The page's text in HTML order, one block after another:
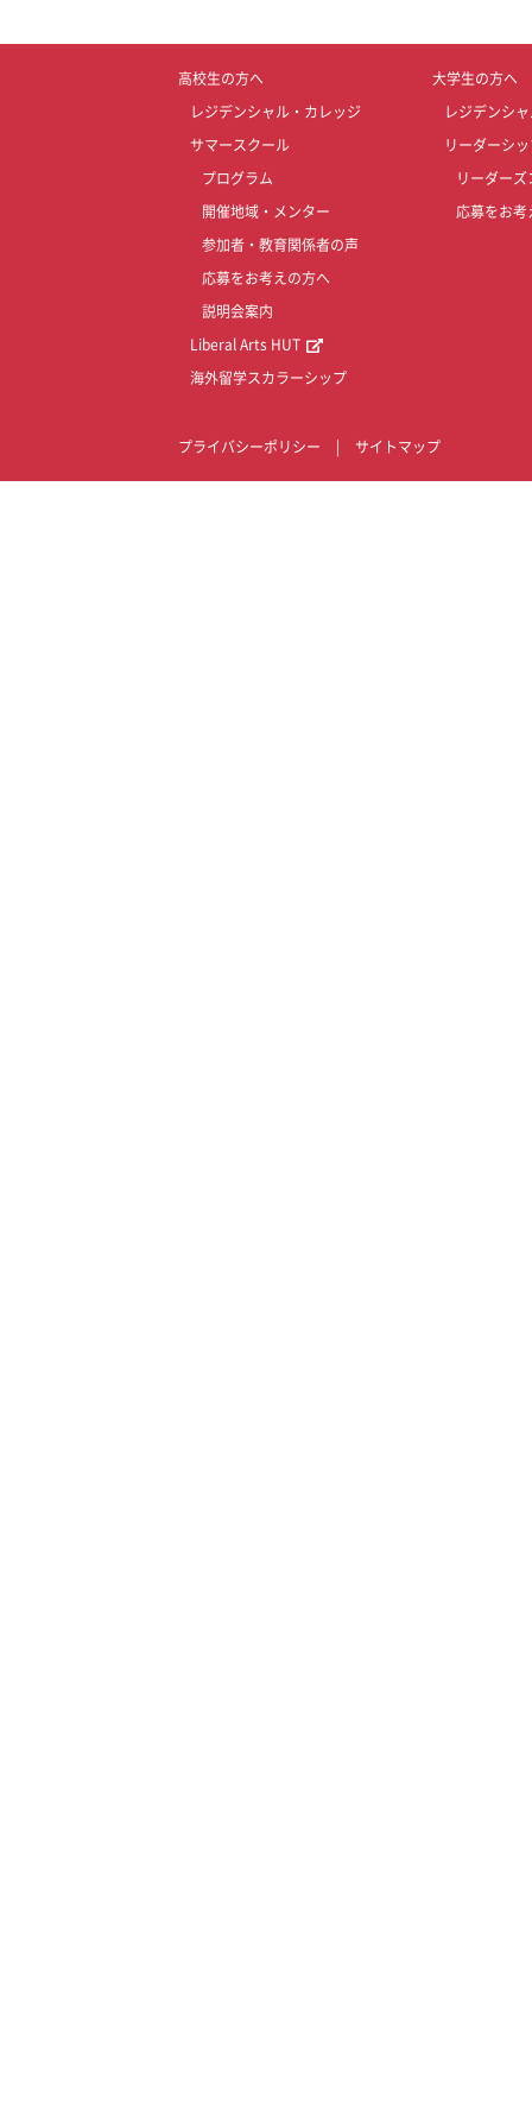
高校生の方へ
レジデンシャル・カレッジ
サマースクール
プログラム
開催地域・メンター
参加者・教育関係者の声
応募をお考えの方へ
説明会案内
Liberal Arts HUT
海外留学スカラーシップ
大学生の方へ
レジデンシ
リーダーシ
リーダーズ
応募をお考
プライバシーポリシー サイトマップ